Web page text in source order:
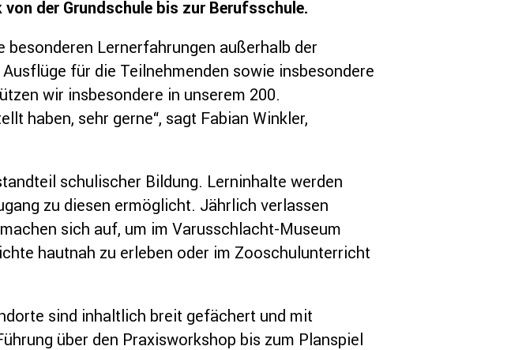
der Grundschule bis zur Berufsschule.
besonderen Lernerfahrungen außerhalb der
für die Teilnehmenden sowie insbesondere
wir insbesondere in unserem 200.
haben, sehr gerne“, sagt Fabian Winkler,
schulischer Bildung. Lerninhalte werden
zu diesen ermöglicht. Jährlich verlassen
sich auf, um im Varusschlacht-Museum
hautnah zu erleben oder im Zooschulunterricht
sind inhaltlich breit gefächert und mit
über den Praxisworkshop bis zum Planspiel